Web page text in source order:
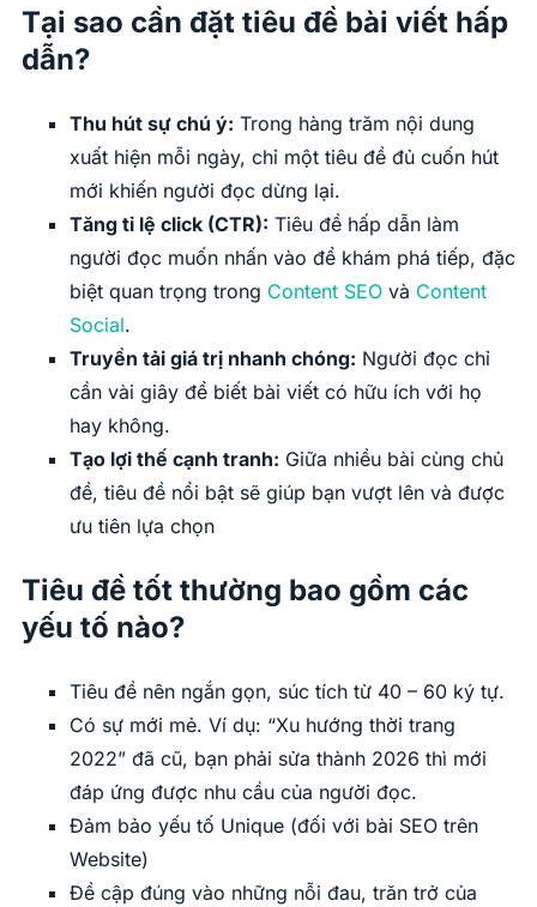
Tại sao cần đặt tiêu đề bài viết hấp
dẫn?
Thu hút sự chú ý: Trong hàng trăm nội dung
xuất hiện mỗi ngày, chỉ một tiêu đề đủ cuốn hút
mới khiến người đọc dừng lại.
Tăng tỉ lệ click (CTR): Tiêu đề hấp dẫn làm
người đọc muốn nhấn vào để khám phá tiếp, đặc
biệt quan trọng trong Content SEO và Content
Social.
Truyền tải giá trị nhanh chóng: Người đọc chỉ
cần vài giây để biết bài viết có hữu ích với họ
hay không.
Tạo lợi thế cạnh tranh: Giữa nhiều bài cùng chủ
đề, tiêu đề nổi bật sẽ giúp bạn vượt lên và được
ưu tiên lựa chọn
Tiêu đề tốt thường bao gồm các
yếu tố nào?
Tiêu đề nên ngắn gọn, súc tích từ 40 – 60 ký tự.
Có sự mới mẻ. Ví dụ: “Xu hướng thời trang
2022” đã cũ, bạn phải sửa thành 2026 thì mới
đáp ứng được nhu cầu của người đọc.
Đảm bảo yếu tố Unique (đối với bài SEO trên
Website)
Đề cập đúng vào những nỗi đau, trăn trở của